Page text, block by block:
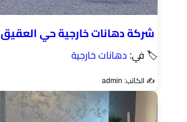
شركة دهانات خارجية حي العقيق
🏷 في: دهانات خارجية
✍️ الكاتب: admin